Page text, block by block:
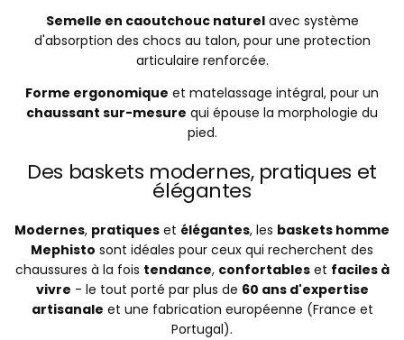
Semelle en caoutchouc naturelavec système
d'absorption des chocs au talon, pour une protection
articulaire renforcée.
Forme ergonomique et matelassage intégral, pour un
chaussant sur-mesure qui épouse la morphologie du
pied.
Des baskets modernes, pratiques et
élégantes
Modernes, pratiques et élégantes, les baskets homme
Mephisto sont idéales pour ceux qui recherchent des
chaussures à la fois tendance, confortableset faciles à
vivre - le tout porté par plus de 60 ans d'expertise
artisanale et une fabrication européenne (France et
Portugal).